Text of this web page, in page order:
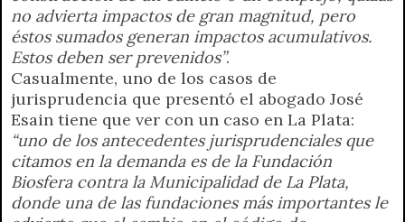
no advierta impactos de gran magnitud, pero
éstos sumados generan impactos acumulativos.
Estos deben ser prevenidos”.
Casualmente, uno de los casos de
jurisprudencia que presentó el abogado José
Esain tiene que ver con un caso en La Plata:
“uno de los antecedentes jurisprudenciales que
citamos en la demanda es de la Fundación
Biosfera contra la Municipalidad de La Plata,
donde una de las fundaciones más importantes le